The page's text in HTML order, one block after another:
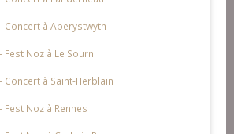
Concert à Aberystwyth
Fest Noz à Le Sourn
Concert à Saint-Herblain
Fest Noz à Rennes